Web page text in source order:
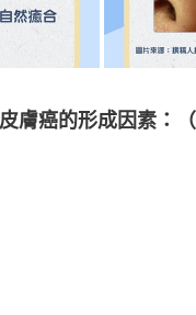
膚癌的形成因素：